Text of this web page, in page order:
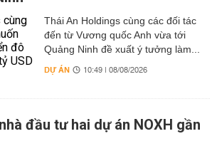
Thái An Holdings cùng các đối tác
đến từ Vương quốc Anh vừa tới
Quảng Ninh đề xuất ý tưởng làm...
DỰ ÁN 10:49 | 08/08/2026
đầu tư hai dự án NOXH gần